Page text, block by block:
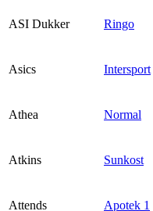
ASI Dukker Ringo
Asics Intersport
Athea Normal
Atkins Sunkost
Attends Apotek 1